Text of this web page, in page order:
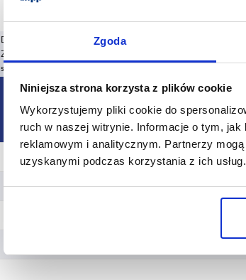
Zgoda
Niniejsza strona korzysta z plików cookie
Wykorzystujemy pliki cookie do
ruch w naszej witrynie. Informacje o tym,
reklamowym i analitycznym. Partnerzy
uzyskanymi podczas korzystania z ich usług.
Dostępność jest aktualizowana kilka razy dziennie w
Zostaniesz poinformowany o potwierdzonej dacie wysyłki w
sfinalizowaniem zamówienia.